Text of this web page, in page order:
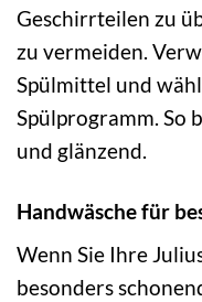
Geschirrteilen zu
zu vermeiden.
Spülmittel und
Spülprogramm. So
und glänzend.
Handwäsche für
Wenn Sie Ihre
besonders